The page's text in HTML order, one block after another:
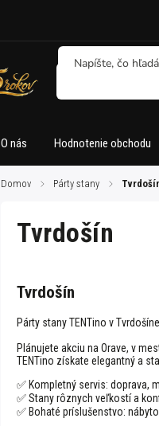
O nás Hodnotenie obchodu
Domov / Párty stany /
Tvrdošín
Tvrdošín
Párty stany TENTino v
Plánujete akciu na Orave, v
TENTino získate elegantný a
✅ Kompletný servis: doprava,
✅ Stany rôznych veľkostí a
✅ Bohaté príslušenstvo: